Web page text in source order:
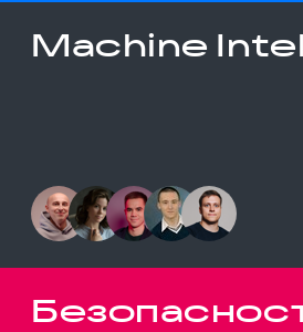
Machine